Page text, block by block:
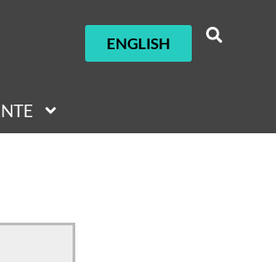
ENGLISH